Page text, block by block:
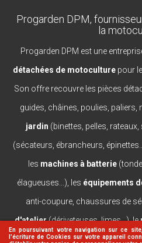
En poursuivant votre navigation sur ce
l'écriture de Cookies sur votre appareil
Progarden DPM,
la
Progarden DPM est une
détachées de motoculturepour
Son offre recouvre les pièces
guides, châines, poulies, paliers,
jardin (binettes, pelles,
(sécateurs, ébrancheurs,
les machines à batterie
élagueuses...), les équipements
anti-coupure, chaussures de
d'atelier(dériveteuses, limes...), le
casques,